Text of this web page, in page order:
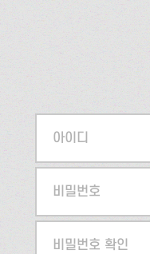
아이디
비밀번호
비밀번호 확인